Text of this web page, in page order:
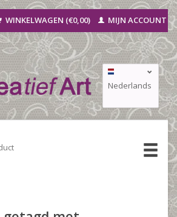
WINKELWAGEN (€0,00) MIJN ACCOUNT
Nederlands
Deutsch